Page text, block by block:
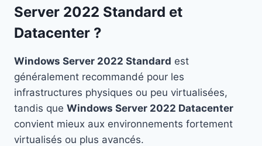
Server 2022 Standard et
Datacenter ?
Windows Server 2022 Standard est
généralement recommandé pour les
infrastructures physiques ou peu virtualisées,
tandis que Windows Server 2022 Datacenter
convient mieux aux environnements fortement
virtualisés ou plus avancés.